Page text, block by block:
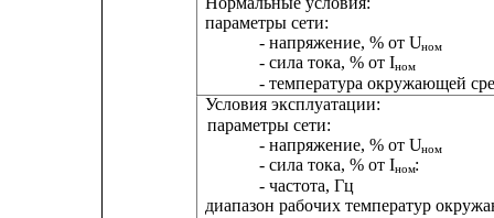
параметры сети:
- напряжение, % от Uном
- сила тока, % от Iном
- температура окружающей
Условия эксплуатации:
параметры сети:
- напряжение, % от Uном
- сила тока, % от Iном:
- частота, Гц
диапазон рабочих температур